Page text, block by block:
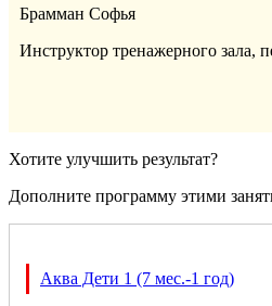
Брамман Софья
Инструктор тренажерного зала,
Хотите улучшить результат?
Дополните программу этими
Аква Дети 1 (7 мес.-1 год)